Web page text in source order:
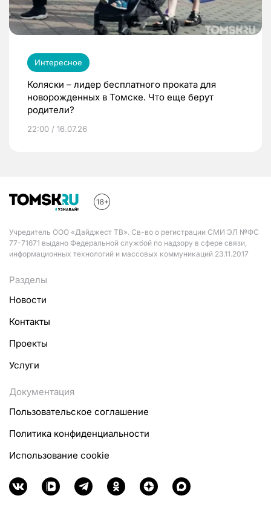
Интересное
Коляски – лидер бесплатного проката для
новорожденных в Томске. Что еще берут
родители?
22:00 / 16.07.26
Учредитель ООО «Дайджест ТВ». Св-во о регистрации СМИ ЭЛ №ФС
77-71671 выдано Федеральной службой по надзору в сфере связи,
информационных технологий и массовых коммуникаций 23.11.2017
Разделы
Новости
Контакты
Проекты
Услуги
Документация
Пользовательское соглашение
Политика конфиденциальности
Использование cookie